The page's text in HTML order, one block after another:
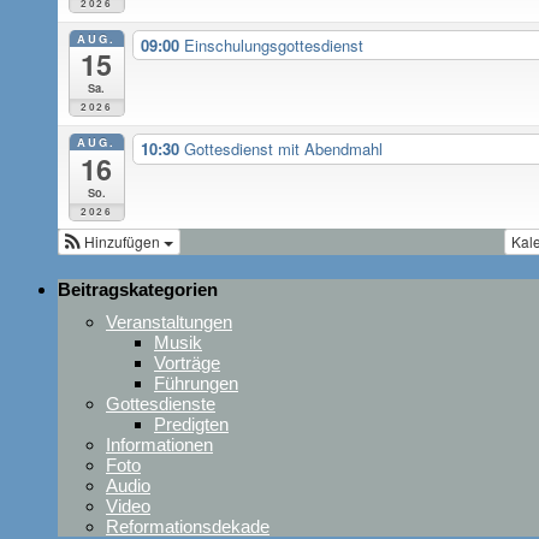
2026
AUG.
15
Sa.
2026
09:00 Einschulungsgottesdienst
AUG.
16
So.
2026
10:30 Gottesdienst mit Abendmahl
Hinzufügen
Beitragskategorien
Veranstaltungen
Musik
Vorträge
Führungen
Gottesdienste
Predigten
Informationen
Foto
Audio
Video
Reformationsdekade